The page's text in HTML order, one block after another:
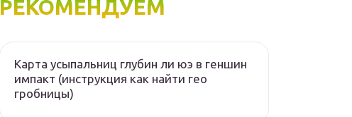
РЕКОМЕНДУЕМ
Карта усыпальниц глубин ли юэ в геншин
импакт (инструкция как найти гео
гробницы)